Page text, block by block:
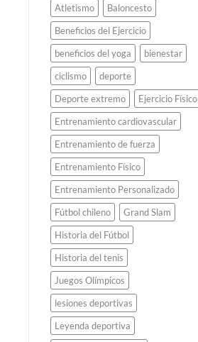
viejos.
Atletismo
Baloncesto
Beneficios del Ejercicio
beneficios del yoga
bienestar
ciclismo
deporte
Deporte extremo
Ejercicio Físico
Entrenamiento cardiovascular
Entrenamiento de fuerza
Entrenamiento Físico
Entrenamiento Personalizado
Fútbol chileno
Grand Slam
Historia del Fútbol
Historia del tenis
Juegos Olímpicos
lesiones deportivas
Leyenda deportiva